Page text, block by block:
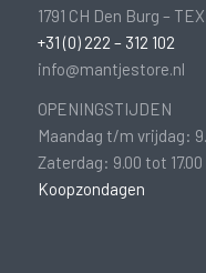
1791 CH Den Burg –
+31 (0) 222 – 312 102
info@mantjestore.nl
OPENINGSTIJDEN
Maandag t/m vrijdag:
Zaterdag: 9.00 tot 17.00
Koopzondagen